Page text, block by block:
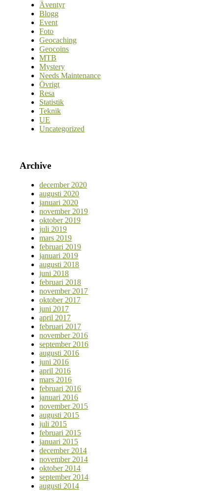
Äventyr
Blogg
Event
Foto
Geocaching
Geocoins
MTB
Mystery
Needs Maintenance
Övrigt
Resa
Statistik
Teknik
UE
Uncategorized
Archive
december 2020
augusti 2020
januari 2020
november 2019
oktober 2019
juli 2019
mars 2019
februari 2019
januari 2019
augusti 2018
juni 2018
februari 2018
november 2017
oktober 2017
juni 2017
april 2017
februari 2017
november 2016
september 2016
augusti 2016
juni 2016
april 2016
mars 2016
februari 2016
januari 2016
november 2015
augusti 2015
juli 2015
februari 2015
januari 2015
december 2014
november 2014
oktober 2014
september 2014
augusti 2014